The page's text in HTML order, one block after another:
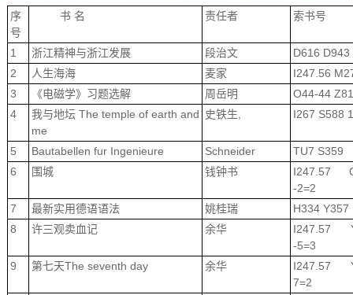
序
号
书 名 责任者 索书号
1 浙江精神与浙江发展 段治文
D616 D943
2
人生海海 麦家
I247.56
3
《电磁学》习题选解 周岳明
O44-44
4
我与地坛 The temple of earth and
me
史铁生, I267 S588
5 Bautabellen fur Ingenieure Schneider
TU7 S359
6
围城 钱钟书
I247.57
-2=2
7
最新实用德语语法 姚桂瑞
H334 Y357
8
许三观卖血记 余华
I247.57
-5=3
9
第七天The seventh day 余华
I247.57
7=2